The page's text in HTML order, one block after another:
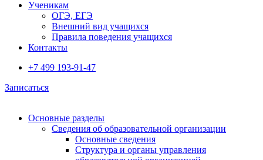
Ученикам
ОГЭ, ЕГЭ
Внешний вид учащихся
Правила поведения учащихся
Контакты
+7 499 193-91-47
Записаться
Основные разделы
Сведения об образовательной организации
Основные сведения
Структура и органы управления